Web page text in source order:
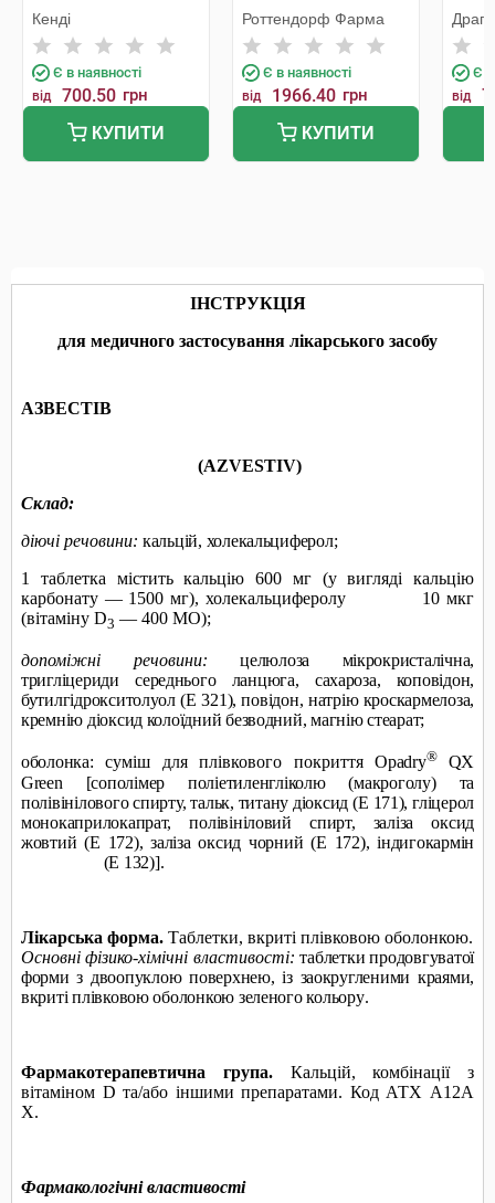
Кенді
Є в наявності
від 700.50 грн
КУПИТИ
Роттендорф Фарма
Є в наявності
від 1966.40 грн
КУПИТИ
Є в
від